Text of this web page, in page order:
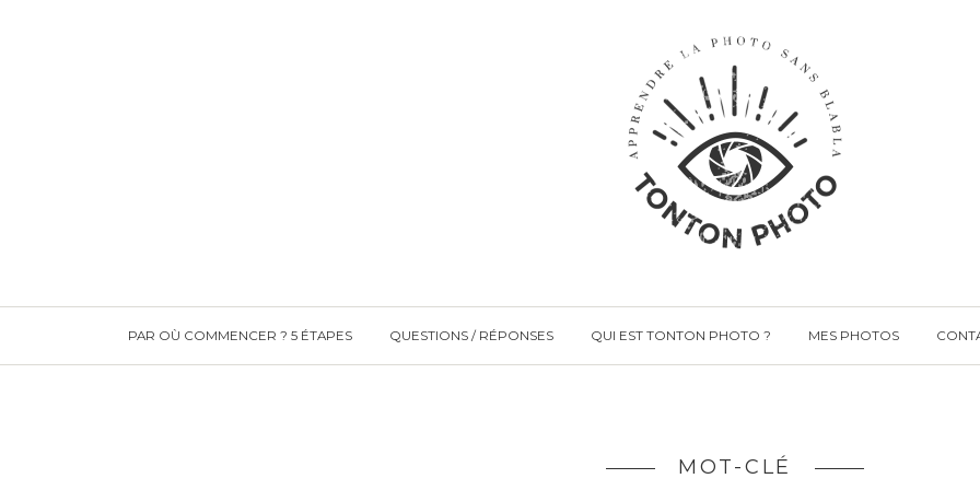
PAR OÙ COMMENCER ? 5 ÉTAPES QUESTIONS / RÉPONSES QUI EST TONTON PHOTO ? MES PHOTOS
MOT-CLÉ